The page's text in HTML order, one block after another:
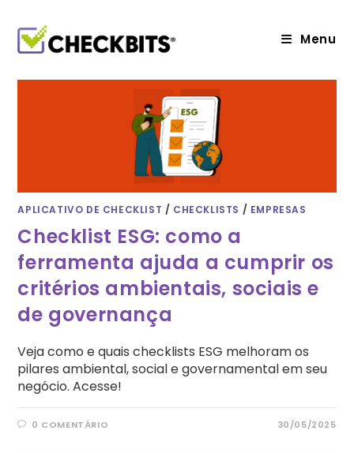
conteúdo
Menu
APLICATIVO DE CHECKLIST / CHECKLISTS / EMPRESAS
Checklist ESG: como a
ferramenta ajuda a cumprir os
critérios ambientais, sociais e
de governança
Veja como e quais checklists ESG melhoram os
pilares ambiental, social e governamental em seu
negócio. Acesse!
0 COMENTÁRIO 30/05/2025